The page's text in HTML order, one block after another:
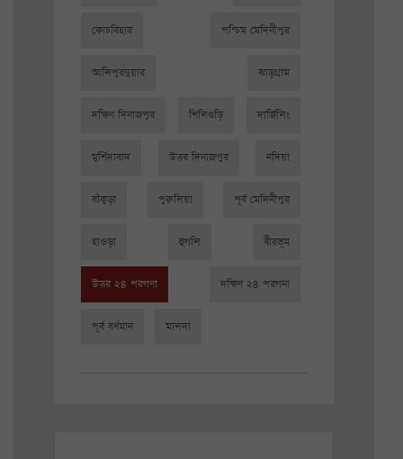
কোচবিহার পশ্চিম মেদিনীপুর
আলিপুরদুয়ার ঝাড়গ্রাম
দক্ষিণ দিনাজপুর শিলিগুড়ি দার্জিলিং
মুর্শিদাবাদ উত্তর দিনাজপুর নদিয়া
বাঁকুড়া পুরুলিয়া পূর্ব মেদিনীপুর
হাওড়া হুগলি বীরভূম
উত্তর ২৪ পরগণা দক্ষিণ ২৪ পরগনা
পূর্ব বর্ধমান মালদা